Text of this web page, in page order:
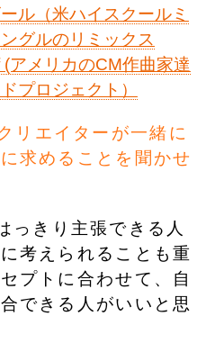
ル（米ハイスクールミ
グルのリミックス
アメリカのCM作曲家達
プロジェクト）
リエイターが一緒に
求めることを聞かせ
っきり主張できる人
考えられることも重
プトに合わせて、自
できる人がいいと思